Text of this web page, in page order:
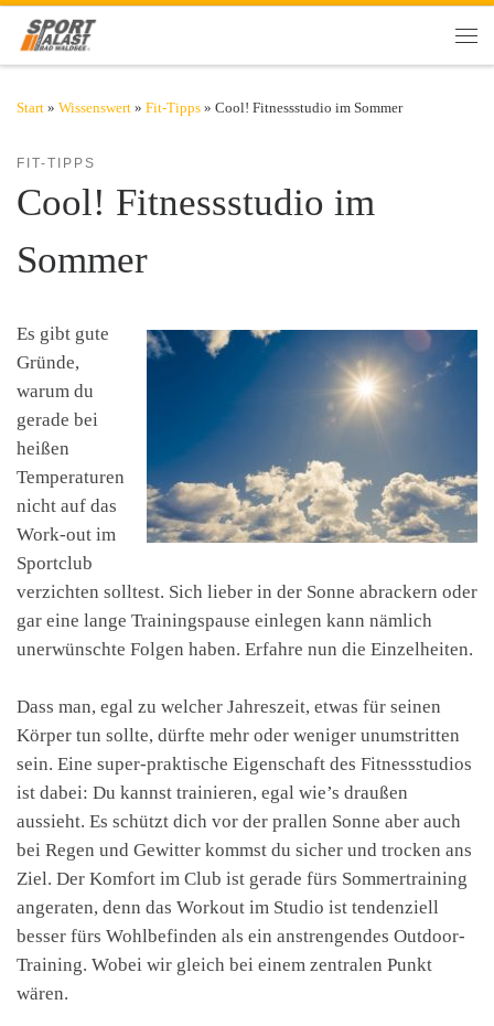
Zum Inhalt springen
Start » Wissenswert » Fit-Tipps » Cool! Fitnessstudio im Sommer
FIT-TIPPS
Cool! Fitnessstudio im
Sommer
Es gibt gute
Gründe,
warum du
gerade bei
heißen
Temperaturen
nicht auf das
Work-out im
Sportclub
verzichten solltest. Sich lieber in der Sonne abrackern oder
gar eine lange Trainingspause einlegen kann nämlich
unerwünschte Folgen haben. Erfahre nun die Einzelheiten.
Dass man, egal zu welcher Jahreszeit, etwas für seinen
Körper tun sollte, dürfte mehr oder weniger unumstritten
sein. Eine super-praktische Eigenschaft des Fitnessstudios
ist dabei: Du kannst trainieren, egal wie’s draußen
aussieht. Es schützt dich vor der prallen Sonne aber auch
bei Regen und Gewitter kommst du sicher und trocken ans
Ziel. Der Komfort im Club ist gerade fürs Sommertraining
angeraten, denn das Workout im Studio ist tendenziell
besser fürs Wohlbefinden als ein anstrengendes Outdoor-
Training. Wobei wir gleich bei einem zentralen Punkt
wären.